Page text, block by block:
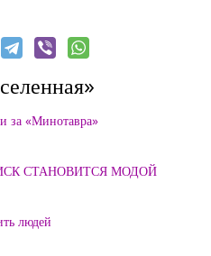
за «Минотавра»
СТАНОВИТСЯ МОДОЙ
людей